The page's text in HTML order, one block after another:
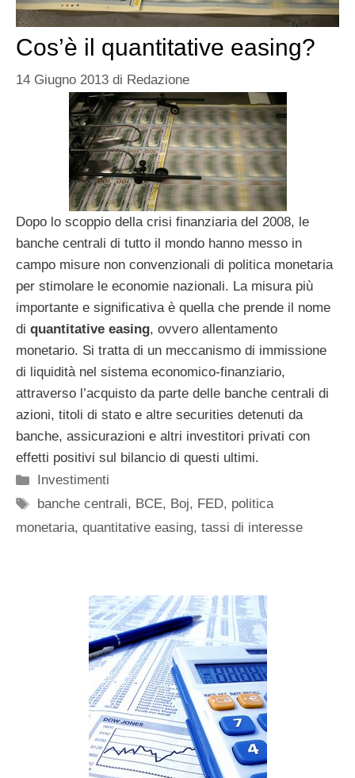
Cos’è il quantitative easing?
14 Giugno 2013 di Redazione
Dopo lo scoppio della crisi finanziaria del 2008, le
banche centrali di tutto il mondo hanno messo in
campo misure non convenzionali di politica monetaria
per stimolare le economie nazionali. La misura più
importante e significativa è quella che prende il nome
di quantitative easing, ovvero allentamento
monetario. Si tratta di un meccanismo di immissione
di liquidità nel sistema economico-finanziario,
attraverso l’acquisto da parte delle banche centrali di
azioni, titoli di stato e altre securities detenuti da
banche, assicurazioni e altri investitori privati con
effetti positivi sul bilancio di questi ultimi.
Categorie
Investimenti
Tag
banche centrali, BCE, Boj, FED, politica
monetaria, quantitative easing, tassi di interesse